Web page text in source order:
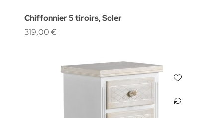
Chiffonnier 5 tiroirs, Soler
319,00 €